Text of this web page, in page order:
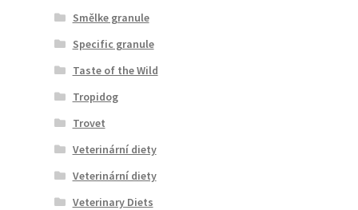
Smělke granule
Specific granule
Taste of the Wild
Tropidog
Trovet
Veterinární diety
Veterinární diety
Veterinary Diets